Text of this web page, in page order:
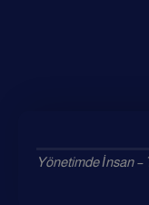
Yönetimde İnsan –